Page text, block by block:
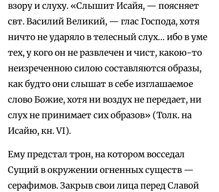
взору и слуху. «Слышит Исайя, — поясняет
свт. Василий Великий, — глас Господа, хотя
ничто не ударяло в телесный слух… ибо в уме
тех, у кого он не развлечен и чист, какою-то
неизреченною силою составляются образы,
как будто они слышат в себе изглашаемое
слово Божие, хотя ни воздух не передает, ни
слух не принимает сих образов» (Толк. на
Исайю, кн. VI).
Ему предстал трон, на котором восседал
Сущий в окружении огненных существ —
серафимов. Закрыв свои лица перед Славой